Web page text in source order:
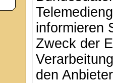
informieren
Zweck der
den Anbieter